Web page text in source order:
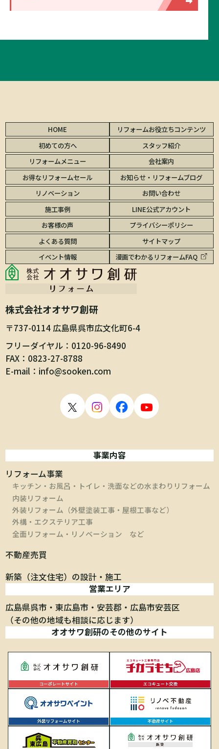
HOME
初めての方へ
リフォームメニュー
お得なリフォームセール
リノベーション
施工事例
お客様の声
よくある質問
イベント情報
リフォームお役立ちコンテンツ
スタッフ紹介
会社案内
お知らせ・リフォームブログ
お問い合わせ
LINE公式アカウント
プライバシーポリシー
サイトマップ
漫画でわかるリフォームFAQ
株式会社オオサワ創研
〒737-0114 広島県呉市広文化町6-4
フリーダイヤル
0120-96-8490
FAX
0823-27-8788
E-mail
info@sooken.com
事業内容
リフォーム事業
キッチン・お風呂・トイレ・洗面などの水まわりリフォーム
内装リフォーム
外装リフォーム（外壁塗装工事・屋根工事など）
外構・エクステリア工事
全面リフォーム・リノベーション など
不動産売買
新築（注文住宅）の設計・施工
営業エリア
広島県呉市
東広島市 安芸郡
広島市安芸区
（その他の地域も相談に応じます）
オオサワ創研のその他のサイト